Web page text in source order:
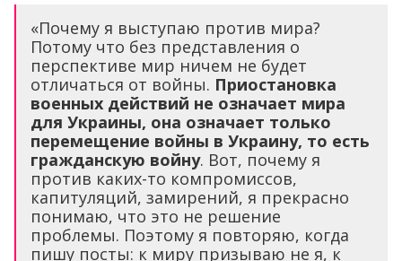
«Почему я выступаю против мира?
Потому что без представления о
перспективе мир ничем не будет
отличаться от войны. Приостановка
военных действий не означает мира
для Украины, она означает только
перемещение войны в Украину, то есть
гражданскую войну. Вот, почему я
против каких-то компромиссов,
капитуляций, замирений, я прекрасно
понимаю, что это не решение
проблемы. Поэтому я повторяю, когда
пишу посты: к миру призываю не я, к